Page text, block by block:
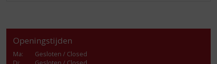
Openingstijden
Ma:
Gesloten / Closed